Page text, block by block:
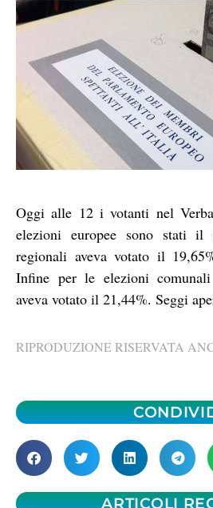
Oggi alle 12 i votanti nel
elezioni europee sono stati il
regionali aveva votato il
Infine per le elezioni
aveva votato il 21,44%. Seggi
RIPRODUZIONE RISERVATA
ARTICOLI